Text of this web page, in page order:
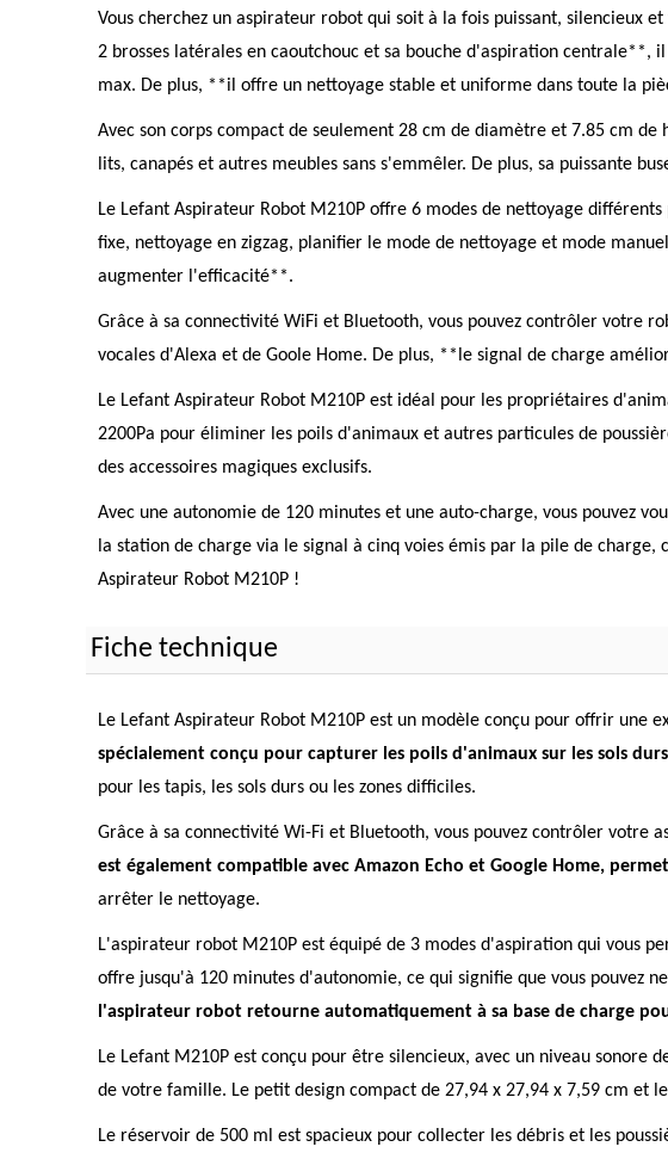
Vous cherchez un aspirateur robot qui soit à la fois puissant, silencieux
2 brosses latérales en caoutchouc et sa bouche d'aspiration centrale**,
max. De plus, **il offre un nettoyage stable et uniforme dans toute la
Avec son corps compact de seulement 28 cm de diamètre et 7.85 cm
lits, canapés et autres meubles sans s'emmêler. De plus, sa puissante
Le Lefant Aspirateur Robot M210P offre 6 modes de nettoyage
fixe, nettoyage en zigzag, planifier le mode de nettoyage et mode
augmenter l'efficacité**.
Grâce à sa connectivité WiFi et Bluetooth, vous pouvez contrôler votre
vocales d'Alexa et de Goole Home. De plus, **le signal de charge
Le Lefant Aspirateur Robot M210P est idéal pour les propriétaires
2200Pa pour éliminer les poils d'animaux et autres particules de
des accessoires magiques exclusifs.
Avec une autonomie de 120 minutes et une auto-charge, vous pouvez
la station de charge via le signal à cinq voies émis par la pile de
Aspirateur Robot M210P !
Fiche technique
Le Lefant Aspirateur Robot M210P est un modèle conçu pour offrir une
spécialement conçu pour capturer les poils d'animaux sur les sols
pour les tapis, les sols durs ou les zones difficiles.
Grâce à sa connectivité Wi-Fi et Bluetooth, vous pouvez contrôler votre
est également compatible avec Amazon Echo et Google Home,
arrêter le nettoyage.
L'aspirateur robot M210P est équipé de 3 modes d'aspiration qui vous
offre jusqu'à 120 minutes d'autonomie, ce qui signifie que vous pouvez
l'aspirateur robot retourne automatiquement à sa base de charge
Le Lefant M210P est conçu pour être silencieux, avec un niveau sonore
de votre famille. Le petit design compact de 27,94 x 27,94 x 7,59 cm et
Le réservoir de 500 ml est spacieux pour collecter les débris et les